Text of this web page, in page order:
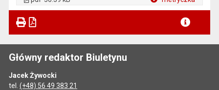
Główny redaktor Biuletynu
Jacek Żywocki
tel. (+48) 56 49 383 21